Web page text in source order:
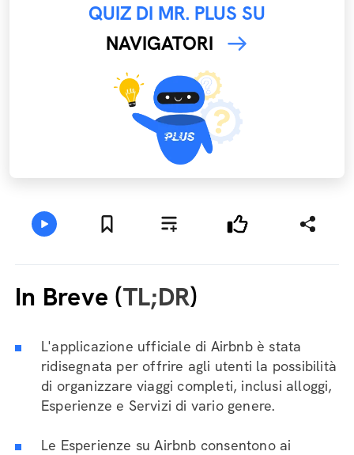
QUIZ DI MR. PLUS SU
NAVIGATORI
In Breve (TL;DR)
L'applicazione ufficiale di Airbnb è stata
ridisegnata per offrire agli utenti la possibilità
di organizzare viaggi completi, inclusi alloggi,
Esperienze e Servizi di vario genere.
Le Esperienze su Airbnb consentono ai